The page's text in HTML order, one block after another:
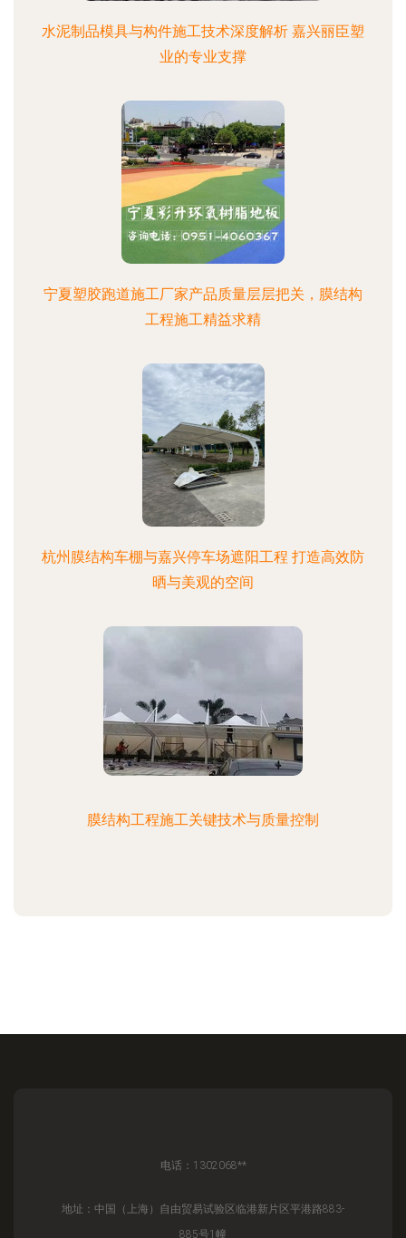
水泥制品模具与构件施工技术深度解析 嘉兴丽臣塑
业的专业支撑
宁夏塑胶跑道施工厂家产品质量层层把关，膜结构
工程施工精益求精
杭州膜结构车棚与嘉兴停车场遮阳工程 打造高效防
晒与美观的空间
膜结构工程施工关键技术与质量控制
电话：1302068**
地址：中国（上海）自由贸易试验区临港新片区平港路883-
885号1幢